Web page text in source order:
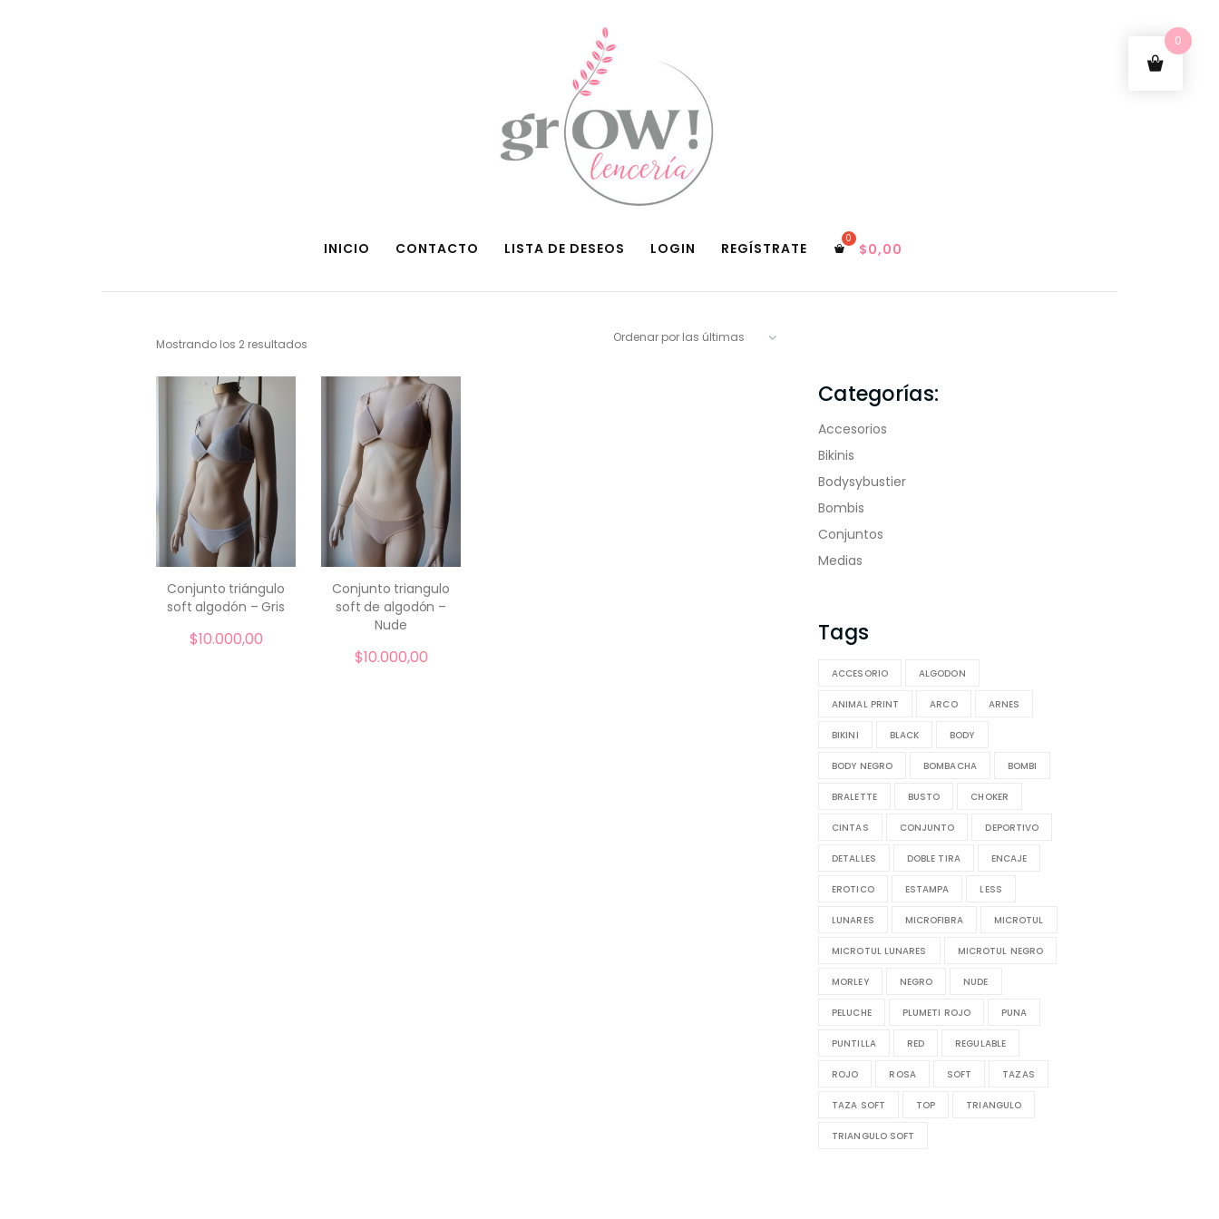
INICIO CONTACTO LISTA DE DESEOS LOGIN REGÍSTRATE $0,00
Mostrando los 2 resultados
comprar
Conjunto triángulo
soft algodón – Gris
$10.000,00
comprar
Conjunto triangulo
soft de algodón –
Nude
$10.000,00
Categorías:
Accesorios
Bikinis
Bodysybustier
Bombis
Conjuntos
Medias
Tags
ACCESORIO ALGODON
ANIMAL PRINT ARCO ARNES
BIKINI BLACK BODY
BODY NEGRO BOMBACHA BOMBI
BRALETTE BUSTO CHOKER
CINTAS CONJUNTO DEPORTIVO
DETALLES DOBLE TIRA ENCAJE
EROTICO ESTAMPA LESS
LUNARES MICROFIBRA MICROTUL
MICROTUL LUNARES MICROTUL NEGRO
MORLEY NEGRO NUDE
PELUCHE PLUMETI ROJO PUNA
PUNTILLA RED REGULABLE
ROJO ROSA SOFT TAZAS
TAZA SOFT TOP TRIANGULO
TRIANGULO SOFT
0